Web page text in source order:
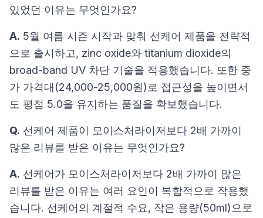
있었던 이유는 무엇인가요?
A. 5월 여름 시즌 시작과 맞춰 선케어 제품을 전략적
으로 출시하고, zinc oxide와 titanium dioxide의
broad-band UV 차단 기술을 적용했습니다. 또한 중
가 가격대(24,000-25,000원)로 접근성을 높이면서
도 평점 5.0을 유지하는 품질을 확보했습니다.
Q. 선케어 제품이 모이스처라이저보다 2배 가까이
많은 리뷰를 받은 이유는 무엇인가요?
A. 선케어가 모이스처라이저보다 2배 가까이 많은
리뷰를 받은 이유는 여러 요인이 복합적으로 작용했
습니다. 선케어의 계절적 수요, 작은 용량(50ml)으로